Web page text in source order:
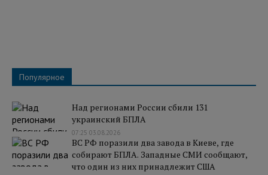
Популярное
Над регионами России сбили 131
украинский БПЛА
07:25 03.08.2026
ВС РФ поразили два завода в Киеве, где
собирают БПЛА. Западные СМИ сообщают,
что один из них принадлежит США